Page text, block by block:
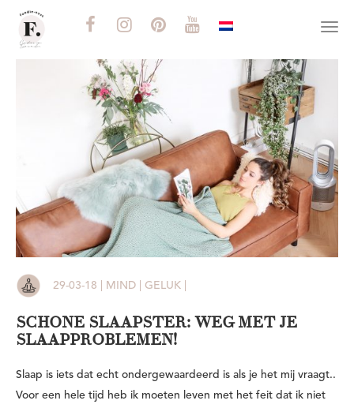
29-03-18 | MIND | GELUK |
SCHONE SLAAPSTER: WEG MET JE
SLAAPPROBLEMEN!
Slaap is iets dat echt ondergewaardeerd is als je het mij vraagt..
Voor een hele tijd heb ik moeten leven met het feit dat ik niet